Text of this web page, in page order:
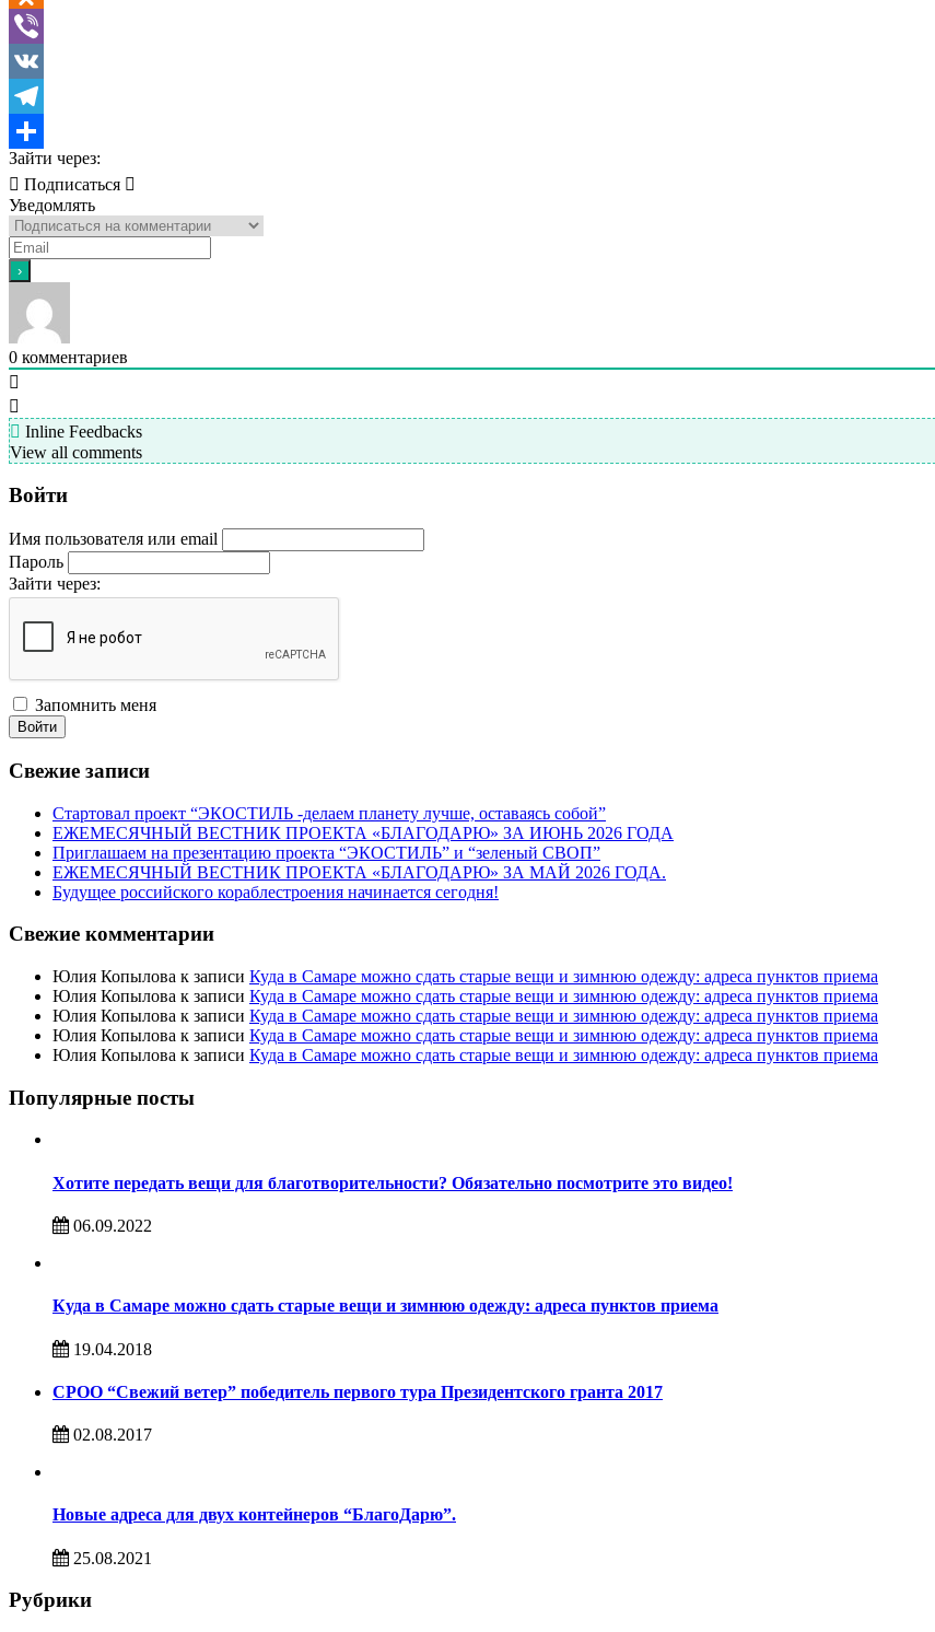
Odnoklassniki
Viber
VK
Telegram
Отправить
Зайти через:
Подписаться
Уведомлять
0 комментариев
Inline Feedbacks
View all comments
Войти
Имя пользователя или email
Пароль
Зайти через:
Запомнить меня
Войти
Свежие записи
Стартовал проект “ЭКОСТИЛЬ -делаем планету лучше, оставаясь собой”
ЕЖЕМЕСЯЧНЫЙ ВЕСТНИК ПРОЕКТА «БЛАГОДАРЮ» ЗА ИЮНЬ 2026 ГОДА
Приглашаем на презентацию проекта “ЭКОСТИЛЬ” и “зеленый СВОП”
ЕЖЕМЕСЯЧНЫЙ ВЕСТНИК ПРОЕКТА «БЛАГОДАРЮ» ЗА МАЙ 2026 ГОДА.
Будущее российского кораблестроения начинается сегодня!
Свежие комментарии
Юлия Копылова к записи Куда в Самаре можно сдать старые вещи и зимнюю одежду: адреса пунктов приема
Юлия Копылова к записи Куда в Самаре можно сдать старые вещи и зимнюю одежду: адреса пунктов приема
Юлия Копылова к записи Куда в Самаре можно сдать старые вещи и зимнюю одежду: адреса пунктов приема
Юлия Копылова к записи Куда в Самаре можно сдать старые вещи и зимнюю одежду: адреса пунктов приема
Юлия Копылова к записи Куда в Самаре можно сдать старые вещи и зимнюю одежду: адреса пунктов приема
Популярные посты
Хотите передать вещи для благотворительности? Обязательно посмотрите это видео!
06.09.2022
Куда в Самаре можно сдать старые вещи и зимнюю одежду: адреса пунктов приема
19.04.2018
СРОО “Свежий ветер” победитель первого тура Президентского гранта 2017
02.08.2017
Новые адреса для двух контейнеров “БлагоДарю”.
25.08.2021
Рубрики